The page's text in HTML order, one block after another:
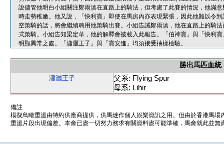
說儘管他明白小組關注鄭雨滇在直路上的騎法，但考慮了此賽的情況，他滿
時走勢稚嫩。他又說，「快利寶」即使在馬房內亦表現緊張，因此他難以令
空策騎的話，將會繼續聘用他策騎出賽。小組告誡鄭雨滇，他在直路上的騎
式策騎。小組告知梁定華，他的解釋會被載入此報告。「伯神寶」與「快利
明顯異常之處。「瀟灑王子」與「寶安進」均須接受抽樣檢驗。
勝出馬匹血統
瀟灑王子
父系: Flying Spur
母系: Lihir
備註
模擬鳥瞰重溫由特約供應商提供，供馬迷作個人娛樂資訊之用。但由於香港馬
重溫片段出現偏差。本會已盡一切努力務求有關資料盡可能準確，馬會就此並